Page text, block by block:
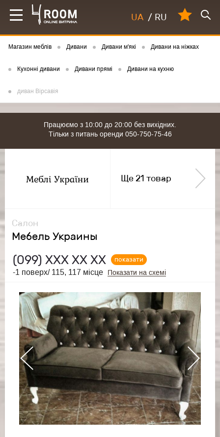
UA / RU
Магазин меблів Дивани Дивани м'які Дивани на ніжках
Кухонні дивани Дивани прямі Дивани на кухню
диван Вірсавія
Працюємо з 10:00 до 20:00 без вихідних.
Тільки з питань оренди 050-750-75-46
Салон
Мебель Украины
(099) ХХХ ХХ ХХ
показати
-1 поверх/ 115, 117 місце
Показати на схемі
Ще 21 товар